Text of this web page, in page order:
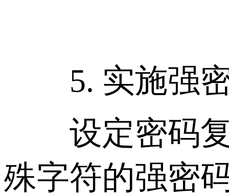
5. 实施强密
设定密码复
殊字符的强密